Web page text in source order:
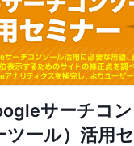
サーチコ
ツール）活用